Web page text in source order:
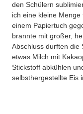
den Schülern
ich eine kleine
einem Papiertuch
brannte mit großer,
Abschluss durften die
etwas Milch mit
Stickstoff abkühlen
selbsthergestellte Eis